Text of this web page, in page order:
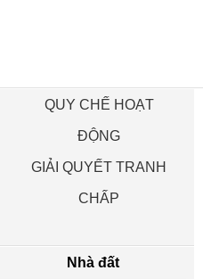
QUY CHẾ HOẠT
ĐỘNG
GIẢI QUYẾT TRANH
CHẤP
Nhà đất